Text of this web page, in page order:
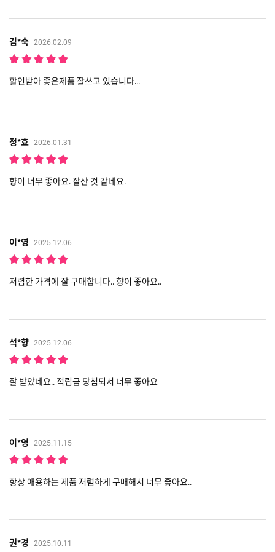
김*숙 2026.02.09
할인받아 좋은제품 잘쓰고 있습니다...
정*효 2026.01.31
향이 너무 좋아요. 잘산 것 같네요.
이*영 2025.12.06
저렴한 가격에 잘 구매합니다.. 향이 좋아요..
석*향 2025.12.06
잘 받았네요.. 적립금 당첨되서 너무 좋아요
이*영 2025.11.15
항상 애용하는 제품 저렴하게 구매해서 너무 좋아요..
권*경 2025.10.11